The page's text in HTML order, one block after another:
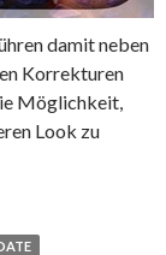
damit neben
Korrekturen
Möglichkeit,
Look zu